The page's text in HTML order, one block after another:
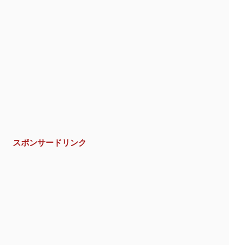
スポンサードリンク